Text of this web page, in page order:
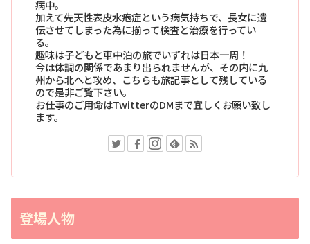
病中。
加えて先天性表皮水疱症という病気持ちで、長女に遺
伝させてしまった為に揃って検査と治療を行ってい
る。
趣味は子どもと車中泊の旅でいずれは日本一周！
今は体調の関係であまり出られませんが、その内に九
州から北へと攻め、こちらも旅記事として残している
ので是非ご覧下さい。
お仕事のご用命はTwitterのDMまで宜しくお願い致し
ます。
登場人物